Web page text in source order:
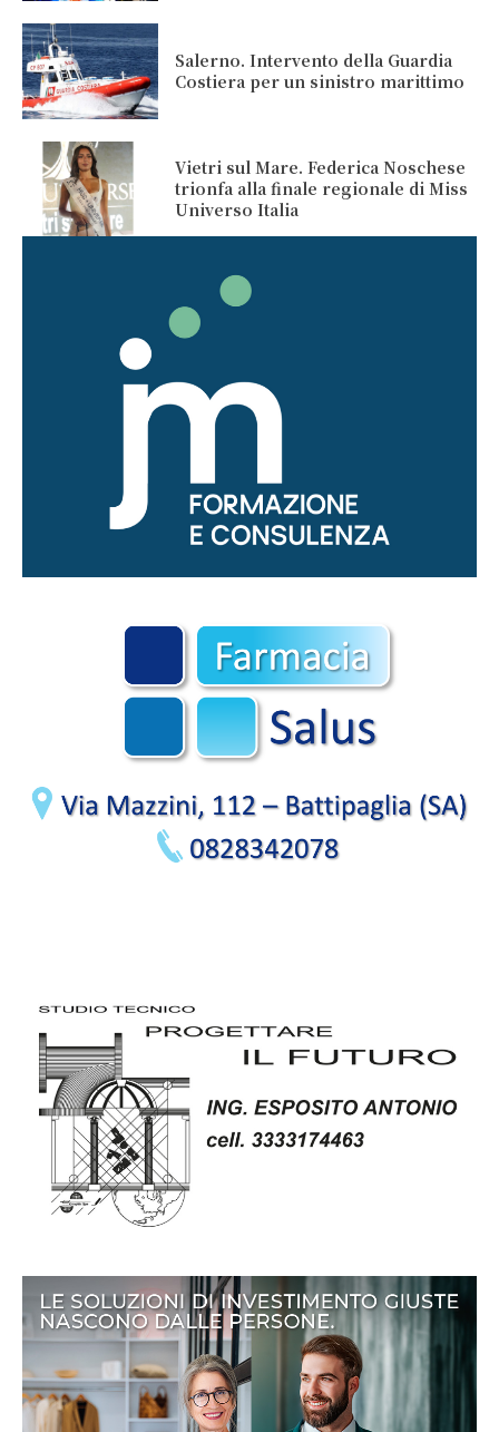
Salerno. Intervento della Guardia
Costiera per un sinistro marittimo
Vietri sul Mare. Federica Noschese
trionfa alla finale regionale di Miss
Universo Italia